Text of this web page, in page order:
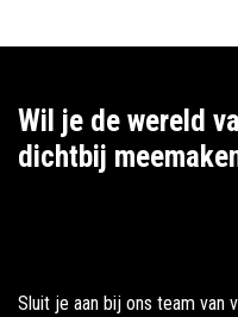
Wil je de wereld
dichtbij
Sluit je aan bij ons team van